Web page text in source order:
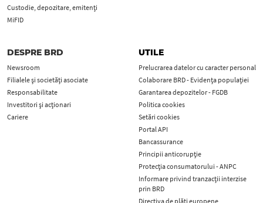
Custodie, depozitare, emitenți
MiFID
DESPRE BRD
Newsroom
Filialele și societăți asociate
Responsabilitate
Investitori și acționari
Cariere
UTILE
Prelucrarea datelor cu caracter personal
Colaborare BRD - Evidența populației
Garantarea depozitelor - FGDB
Politica cookies
Setări cookies
Portal API
Bancassurance
Principii anticorupţie
Protecţia consumatorului - ANPC
Informare privind tranzacții interzise
prin BRD
Directiva de plăți europene